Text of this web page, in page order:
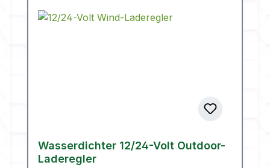
Wasserdichter 12/24-Volt Outdoor-
Laderegler